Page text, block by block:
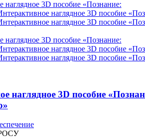
наглядное 3D пособие